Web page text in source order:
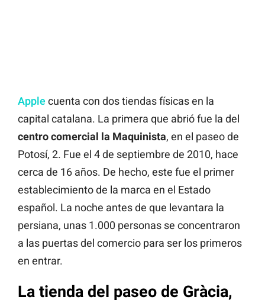
Apple cuenta con dos tiendas físicas en la
capital catalana. La primera que abrió fue la del
centro comercial la Maquinista, en el paseo de
Potosí, 2. Fue el 4 de septiembre de 2010, hace
cerca de 16 años. De hecho, este fue el primer
establecimiento de la marca en el Estado
español. La noche antes de que levantara la
persiana, unas 1.000 personas se concentraron
a las puertas del comercio para ser los primeros
en entrar.
La tienda del paseo de Gràcia,